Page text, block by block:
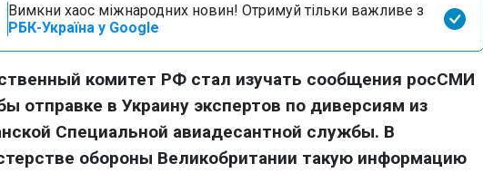
Вимкни хаос міжнародних новин! Отримуй тільки важливе з
РБК-Україна у Google
комитет РФ стал изучать сообщения росСМИ
отправке в Украину экспертов по диверсиям из
Специальной авиадесантной службы. В
обороны Великобритании такую информацию